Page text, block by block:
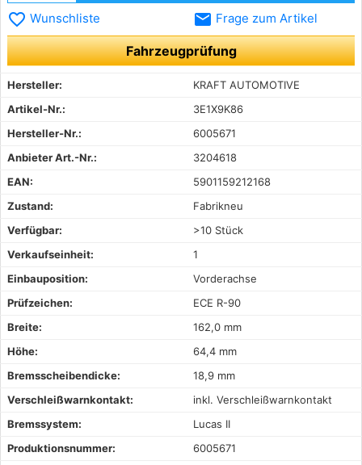
favorite_border Wunschliste email Frage zum Artikel
Fahrzeugprüfung
Hersteller:
KRAFT AUTOMOTIVE
Artikel-Nr.:
3E1X9K86
Hersteller-Nr.:
6005671
Anbieter Art.-Nr.:
3204618
EAN:
5901159212168
Zustand:
Fabrikneu
Verfügbar:
>10 Stück
Verkaufseinheit:
1
Einbauposition:
Vorderachse
Prüfzeichen:
ECE R-90
Breite:
162,0 mm
Höhe:
64,4 mm
Bremsscheibendicke:
18,9 mm
Verschleißwarnkontakt:
inkl. Verschleißwarnkontakt
Bremssystem:
Lucas II
Produktionsnummer:
6005671